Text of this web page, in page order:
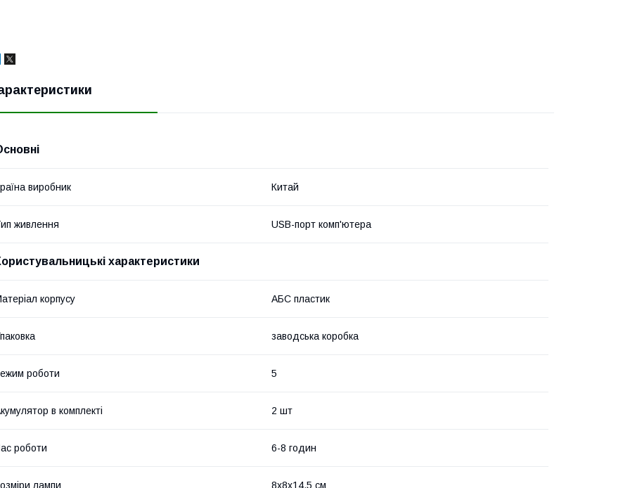
виробник Китай
живлення USB-порт комп'ютера
характеристики
корпусу АБС пластик
заводська коробка
роботи 5
в комплекті 2 шт
роботи 6-8 годин
лампи 8х8х14.5 см